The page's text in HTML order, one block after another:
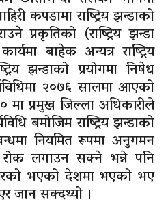
कपडामा राष्ट्रिय झन्डाको
प्रकृतिको (राष्ट्रिय झन्डा
बाहेक अन्यत्र राष्ट्रिय
झन्डाको प्रयोगमा निषेध
२०७६ सालमा आएको
प्रमुख जिल्ला अधिकारीले
बमोजिम राष्ट्रिय झन्डाको
नियमित रूपमा अनुगमन
रोक लगाउन सक्ने भन्ने पनि
भएको देशमा भएको भए
जान सक्दथ्यो ।